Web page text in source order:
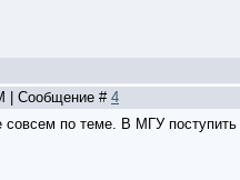
| Сообщение #4
по теме. В МГУ